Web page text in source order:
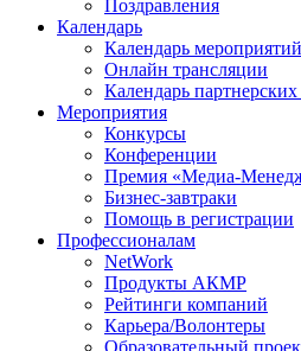
Поздравления
Календарь
Календарь
Онлайн трансляции
Календарь
Мероприятия
Конкурсы
Конференции
Премия «Медиа-
Бизнес-завтраки
Помощь в регистрации
Профессионалам
NetWork
Продукты АКМР
Рейтинги компаний
Карьера/Волонтеры
Образовательный